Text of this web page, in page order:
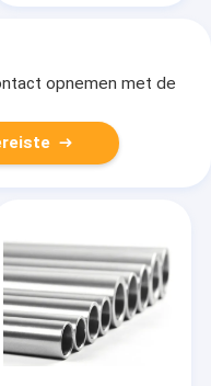
prestaties
opnemen met de